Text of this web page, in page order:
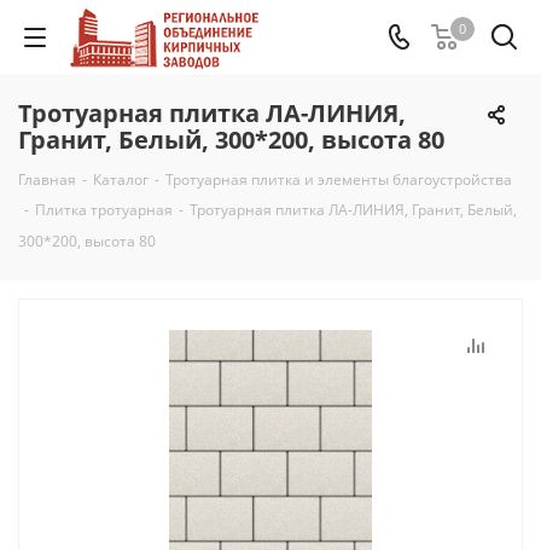
0
Тротуарная плитка ЛА-ЛИНИЯ,
Гранит, Белый, 300*200, высота 80
Главная - Каталог - Тротуарная плитка и элементы благоустройства
- Плитка тротуарная - Тротуарная плитка ЛА-ЛИНИЯ, Гранит, Белый,
300*200, высота 80